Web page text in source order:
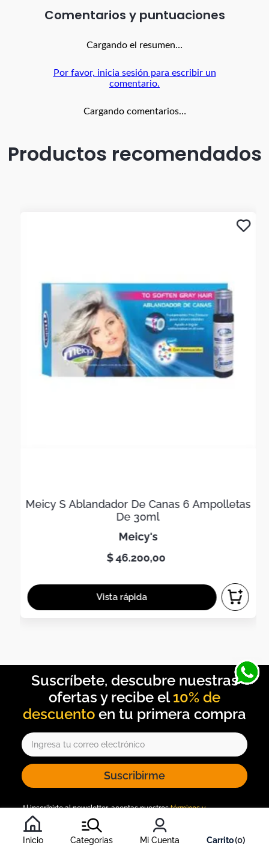
Inicio Categorias Mi Cuenta 0
Comentarios
Cargando el resumen…
Por favor, inicia sesión para escribir un
comentario.
Cargando comentarios…
Productos recomendados
Meicy S Ablandador De Canas 6 Ampolletas
De 30ml
meicy's
$46.200,00
10% de
descuento
Suscribirme
Al inscribirte al newsletter, aceptas nuestrostérminos y
condiciones
, y nuestra política de tratamiento de información